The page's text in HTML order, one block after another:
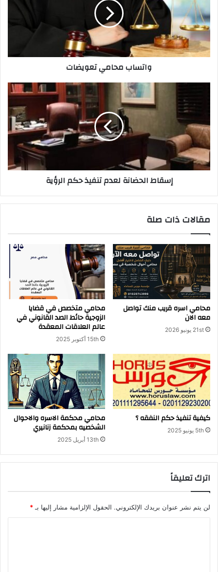
واتساب محامي تعويضات
حكم
الرؤية
إسقاط الحضانة لعدم تنفيذ حكم الرؤية
مقالات ذات صلة
محامي اسره قريب منك تواصل
معه الان
21st يونيو 2026
محامي متخصص في قضايا
الزوجية حائط الصد القانوني في
عالم العلاقات المعقدة
15th أكتوبر 2025
كيفية تنفيذ حكم النفقه ؟
5th يونيو 2025
محامي محكمة الاسره والاحوال
الشخصيه بمحكمة زنانيري
13th أبريل 2025
اترك تعليقاً
لن يتم نشر عنوان بريدك الإلكتروني. الحقول الإلزامية مشار إليها بـ *